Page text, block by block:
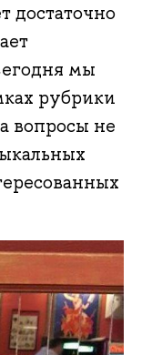
достаточно
мы
рубрики
вопросы не